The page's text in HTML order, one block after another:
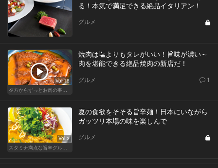
る！本気で満足できる絶品イタリアン！
グルメ
Vol.16
夕方からずっとお肉の事を考えてる貴方へ
焼肉は塩よりもタレがいい！旨味が濃い～
肉を堪能できる絶品焼肉の新店だ！
グルメ 1
Vol.2
スタミナ満点な旨辛グルメが旨い！東京の人気店へ
夏の食欲をそそる旨辛麺！日本にいながら
ガッツリ本場の味を楽しんで
グルメ